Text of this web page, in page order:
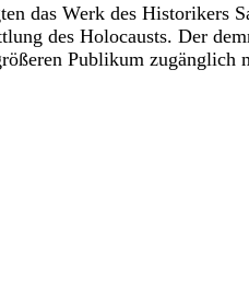
das Werk des Historikers
des Holocausts. Der
Publikum zugänglich